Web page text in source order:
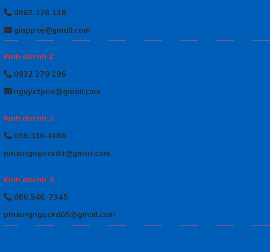
0962 076 138
giappne@gmail.com
Kinh doanh 2
0932 279 296
nguyetpne@gmail.com
Kinh doanh 3
098.130.4388
phuongngockd4@gmail.com
Kinh doanh 4
086.546. 7345
phuongngockd05@gmail.com